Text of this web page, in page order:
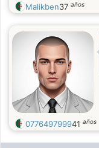
Malikben37 años
077649799941 años